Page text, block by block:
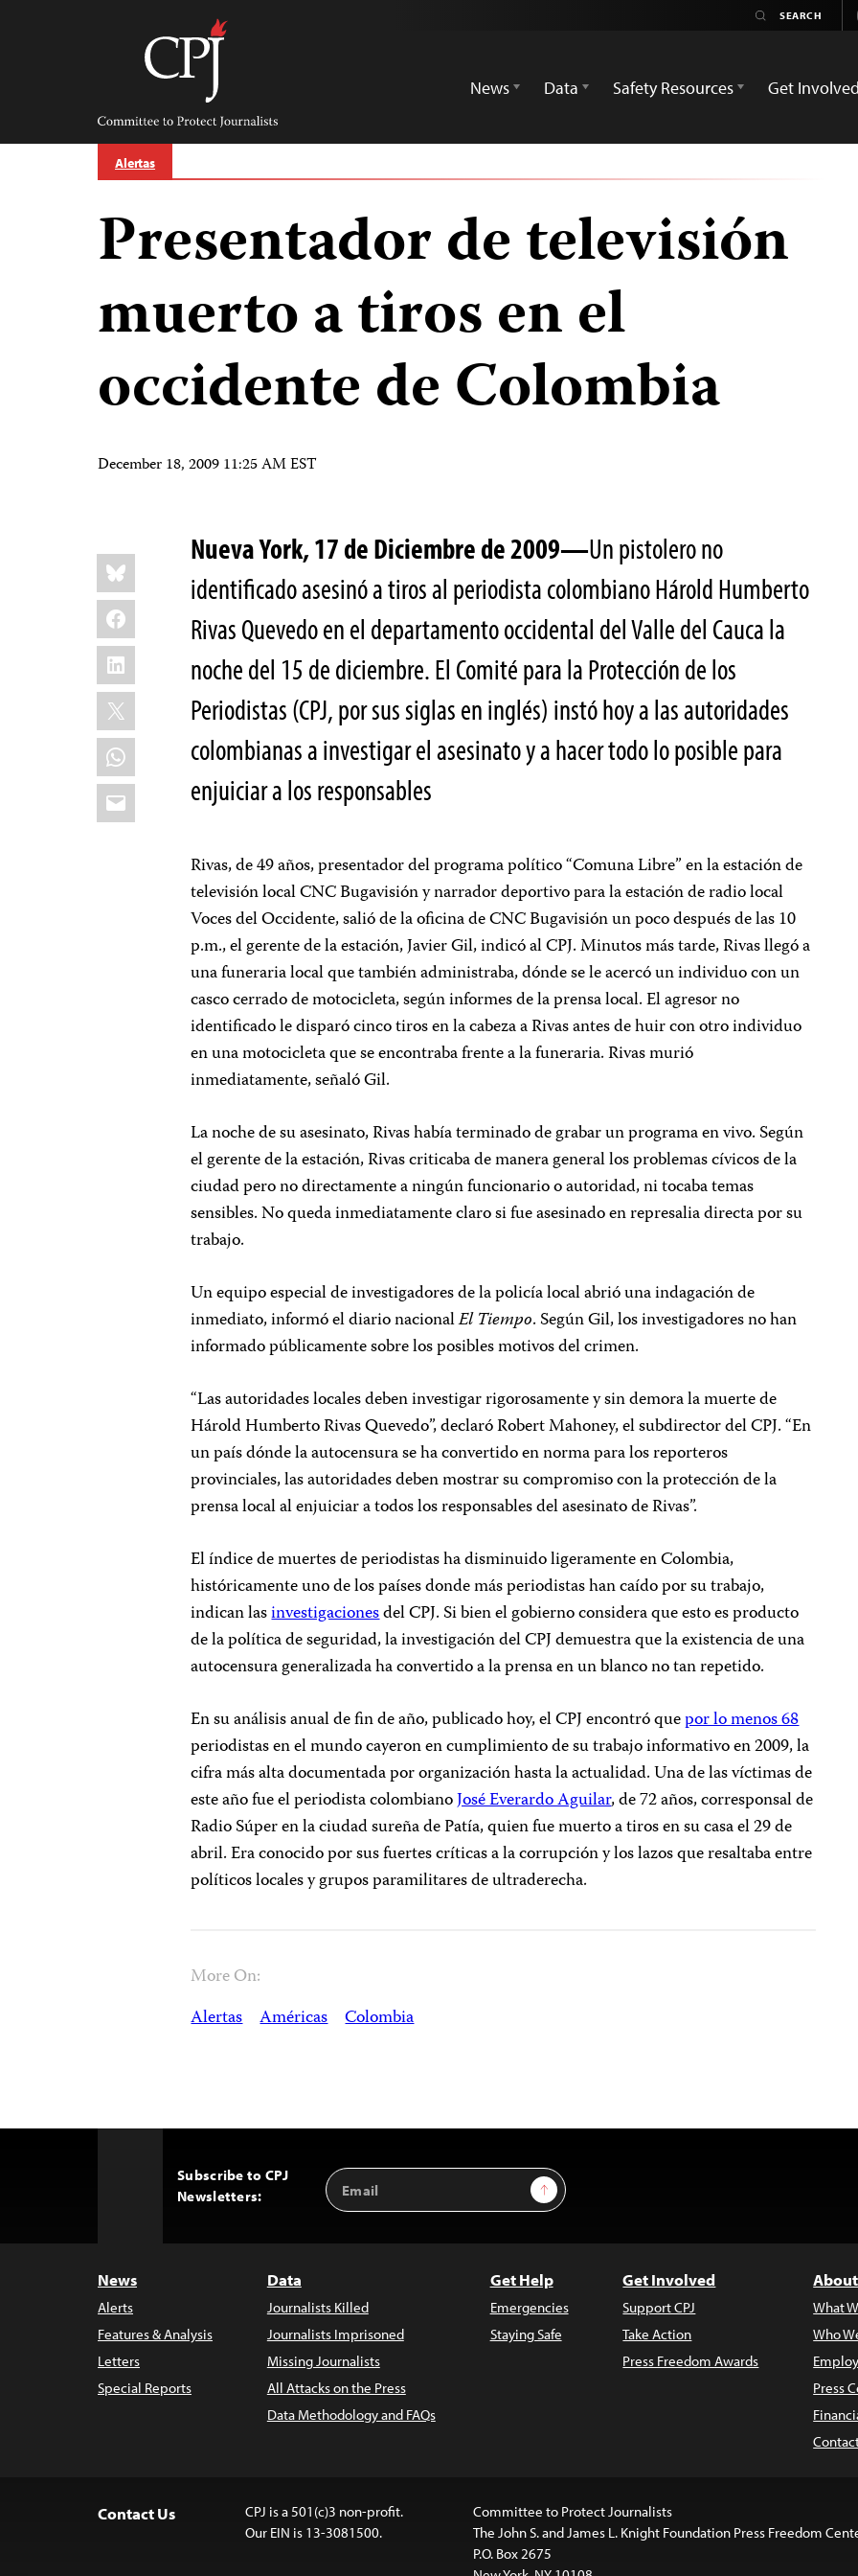
Committee
Protect
Journalists
News
Data Safety Resources Get Involved
Alertas
Presentador de televisión
muerto a tiros en el
occidente de Colombia
December 18, 2009 11:25 AM EST
Share
this:
Bluesky
Facebook
LinkedIn
X
WhatsApp
Email
Nueva York, 17 de Diciembre de 2009—Un pistolero no
identificado asesinó a tiros al periodista colombiano Hárold Humberto
Rivas Quevedo en el departamento occidental del Valle del Cauca la
noche del 15 de diciembre. El Comité para la Protección de los
Periodistas (CPJ, por sus siglas en inglés) instó hoy a las autoridades
colombianas a investigar el asesinato y a hacer todo lo posible para
enjuiciar a los responsables
Rivas, de 49 años, presentador del programa político “Comuna Libre” en la estación de
televisión local CNC Bugavisión y narrador deportivo para la estación de radio local
Voces del Occidente, salió de la oficina de CNC Bugavisión un poco después de las 10
p.m., el gerente de la estación, Javier Gil, indicó al CPJ. Minutos más tarde, Rivas llegó a
una funeraria local que también administraba, dónde se le acercó un individuo con un
casco cerrado de motocicleta, según informes de la prensa local. El agresor no
identificado le disparó cinco tiros en la cabeza a Rivas antes de huir con otro individuo
en una motocicleta que se encontraba frente a la funeraria. Rivas murió
inmediatamente, señaló Gil.
La noche de su asesinato, Rivas había terminado de grabar un programa en vivo. Según
el gerente de la estación, Rivas criticaba de manera general los problemas cívicos de la
ciudad pero no directamente a ningún funcionario o autoridad, ni tocaba temas
sensibles. No queda inmediatamente claro si fue asesinado en represalia directa por su
trabajo.
Un equipo especial de investigadores de la policía local abrió una indagación de
inmediato, informó el diario nacionalEl Tiempo. Según Gil, los investigadores no han
informado públicamente sobre los posibles motivos del crimen.
“Las autoridades locales deben investigar rigorosamente y sin demora la muerte de
Hárold Humberto Rivas Quevedo”, declaró Robert Mahoney, el subdirector del CPJ. “En
un país dónde la autocensura se ha convertido en norma para los reporteros
provinciales, las autoridades deben mostrar su compromiso con la protección de la
prensa local al enjuiciar a todos los responsables del asesinato de Rivas”.
El índice de muertes de periodistas ha disminuido ligeramente en Colombia,
históricamente uno de los países donde más periodistas han caído por su trabajo,
indican lasinvestigacionesdel CPJ. Si bien el gobierno considera que esto es producto
de la política de seguridad, la investigación del CPJ demuestra que la existencia de una
autocensura generalizada ha convertido a la prensa en un blanco no tan repetido.
En su análisis anual de fin de año, publicado hoy, el CPJ encontró quepor lo menos 68
periodistas en el mundo cayeron en cumplimiento de su trabajo informativo en 2009, la
cifra más alta documentada por organización hasta la actualidad. Una de las víctimas de
este año fue el periodista colombianoJosé Everardo Aguilar, de 72 años, corresponsal de
Radio Súper en la ciudad sureña de Patía, quien fue muerto a tiros en su casa el 29 de
abril. Era conocido por sus fuertes críticas a la corrupción y los lazos que resaltaba entre
políticos locales y grupos paramilitares de ultraderecha.
More On:
Alertas Américas Colombia
Subscribe to CPJ
Newsletters:
Email
Address
Sign Up
News
Alerts
Features & Analysis
Letters
Special Reports
Data
Journalists Killed
Journalists Imprisoned
Missing Journalists
All Attacks on the Press
Data Methodology and FAQs
Get Help
Emergencies
Staying Safe
Get Involved
Support CPJ
Take Action
Press Freedom Awards
What
Who
Press
Contact Us
CPJ is a 501(c)3 non-profit.
Our EIN is 13-3081500.
Committee to Protect Journalists
The John S. and James L. Knight Foundation Press Freedom
P.O. Box 2675